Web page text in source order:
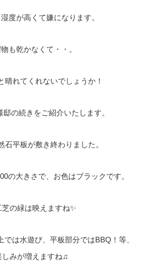
度が高くて嫌になります。
も乾かなくて・・。
晴れてくれないでしょうか！
邸の続きをご紹介いたします。
石平板が敷き終わりました。
の大きさで、お色はブラックです。
芝の緑は映えますね✨
では水遊び、平板部分ではBBQ！等、
しみが増えますね♫